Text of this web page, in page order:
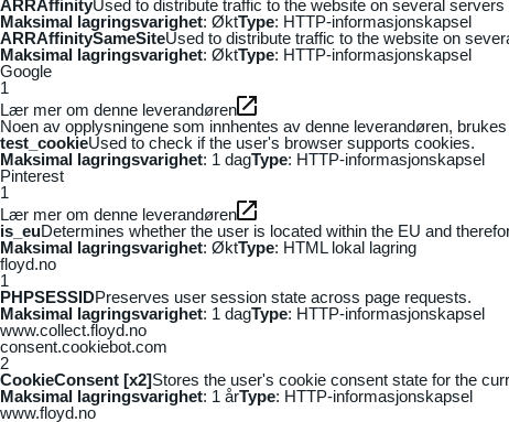
ARRAffinityUsed to distribute traffic to the website on several
Maksimal lagringsvarighet: ØktType: HTTP-informasjonskapsel
ARRAffinitySameSiteUsed to distribute traffic to the website on
Maksimal lagringsvarighet: ØktType: HTTP-informasjonskapsel
Google
1
Lær mer om denne leverandøren
Noen av opplysningene som innhentes av denne leverandøren,
test_cookieUsed to check if the user's browser supports cookies.
Maksimal lagringsvarighet: 1 dagType: HTTP-informasjonskapsel
Pinterest
1
Lær mer om denne leverandøren
is_euDetermines whether the user is located within the EU and
Maksimal lagringsvarighet: ØktType: HTML lokal lagring
floyd.no
1
PHPSESSIDPreserves user session state across page requests.
Maksimal lagringsvarighet: 1 dagType: HTTP-informasjonskapsel
www.collect.floyd.no
consent.cookiebot.com
2
CookieConsent [x2]Stores the user's cookie consent state for the
Maksimal lagringsvarighet: 1 årType: HTTP-informasjonskapsel
www.floyd.no